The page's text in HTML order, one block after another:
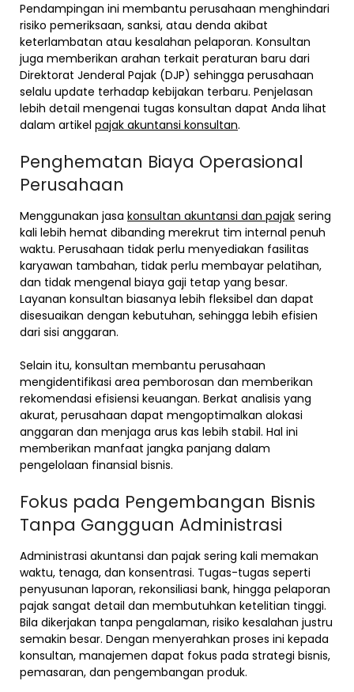
Pendampingan ini membantu perusahaan menghindari
risiko pemeriksaan, sanksi, atau denda akibat
keterlambatan atau kesalahan pelaporan. Konsultan
juga memberikan arahan terkait peraturan baru dari
Direktorat Jenderal Pajak (DJP) sehingga perusahaan
selalu update terhadap kebijakan terbaru. Penjelasan
lebih detail mengenai tugas konsultan dapat Anda lihat
dalam artikel pajak akuntansi konsultan.
Penghematan Biaya Operasional
Perusahaan
Menggunakan jasa konsultan akuntansi dan pajak sering
kali lebih hemat dibanding merekrut tim internal penuh
waktu. Perusahaan tidak perlu menyediakan fasilitas
karyawan tambahan, tidak perlu membayar pelatihan,
dan tidak mengenal biaya gaji tetap yang besar.
Layanan konsultan biasanya lebih fleksibel dan dapat
disesuaikan dengan kebutuhan, sehingga lebih efisien
dari sisi anggaran.
Selain itu, konsultan membantu perusahaan
mengidentifikasi area pemborosan dan memberikan
rekomendasi efisiensi keuangan. Berkat analisis yang
akurat, perusahaan dapat mengoptimalkan alokasi
anggaran dan menjaga arus kas lebih stabil. Hal ini
memberikan manfaat jangka panjang dalam
pengelolaan finansial bisnis.
Fokus pada Pengembangan Bisnis
Tanpa Gangguan Administrasi
Administrasi akuntansi dan pajak sering kali memakan
waktu, tenaga, dan konsentrasi. Tugas-tugas seperti
penyusunan laporan, rekonsiliasi bank, hingga pelaporan
pajak sangat detail dan membutuhkan ketelitian tinggi.
Bila dikerjakan tanpa pengalaman, risiko kesalahan justru
semakin besar. Dengan menyerahkan proses ini kepada
konsultan, manajemen dapat fokus pada strategi bisnis,
pemasaran, dan pengembangan produk.